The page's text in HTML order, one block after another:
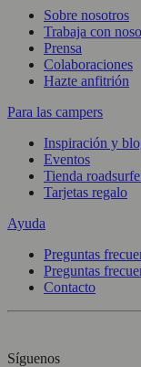
Sobre nosotros
Trabaja con
Prensa
Colaboraciones
Hazte anfitrión
Para las campers
Inspiración y
Eventos
Tienda
Tarjetas regalo
Ayuda
Preguntas
Preguntas
Contacto
Síguenos